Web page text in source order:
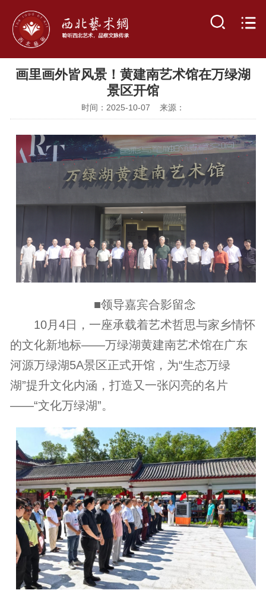
画里画外皆风景！黄建南艺术馆在万绿湖
景区开馆
时间：2025-10-07 来源：
■领导嘉宾合影留念
10月4日，一座承载着艺术哲思与家乡情怀
的文化新地标——万绿湖黄建南艺术馆在广东
河源万绿湖5A景区正式开馆，为“生态万绿
湖”提升文化内涵，打造又一张闪亮的名片
——“文化万绿湖”。